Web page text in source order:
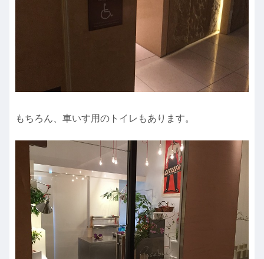
もちろん、車いす用のトイレもあります。